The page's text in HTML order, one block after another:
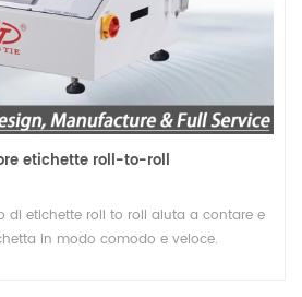
etichette roll-to-roll
di etichette roll to roll aiuta a contare e
in modo comodo e veloce.